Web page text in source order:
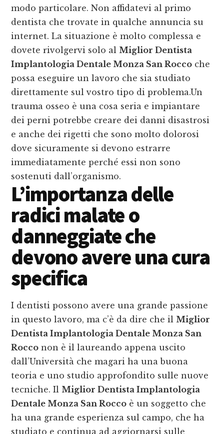
modo particolare. Non affidatevi al primo
dentista che trovate in qualche annuncia su
internet. La situazione è molto complessa e
dovete rivolgervi solo al Miglior Dentista
Implantologia Dentale Monza San Rocco che
possa eseguire un lavoro che sia studiato
direttamente sul vostro tipo di problema.Un
trauma osseo è una cosa seria e impiantare
dei perni potrebbe creare dei danni disastrosi
e anche dei rigetti che sono molto dolorosi
dove sicuramente si devono estrarre
immediatamente perché essi non sono
sostenuti dall’organismo.
L’importanza delle
radici malate o
danneggiate che
devono avere una cura
specifica
I dentisti possono avere una grande passione
in questo lavoro, ma c’è da dire che il Miglior
Dentista Implantologia Dentale Monza San
Rocco non è il laureando appena uscito
dall’Università che magari ha una buona
teoria e uno studio approfondito sulle nuove
tecniche. Il Miglior Dentista Implantologia
Dentale Monza San Rocco è un soggetto che
ha una grande esperienza sul campo, che ha
studiato e continua ad aggiornarsi sulle